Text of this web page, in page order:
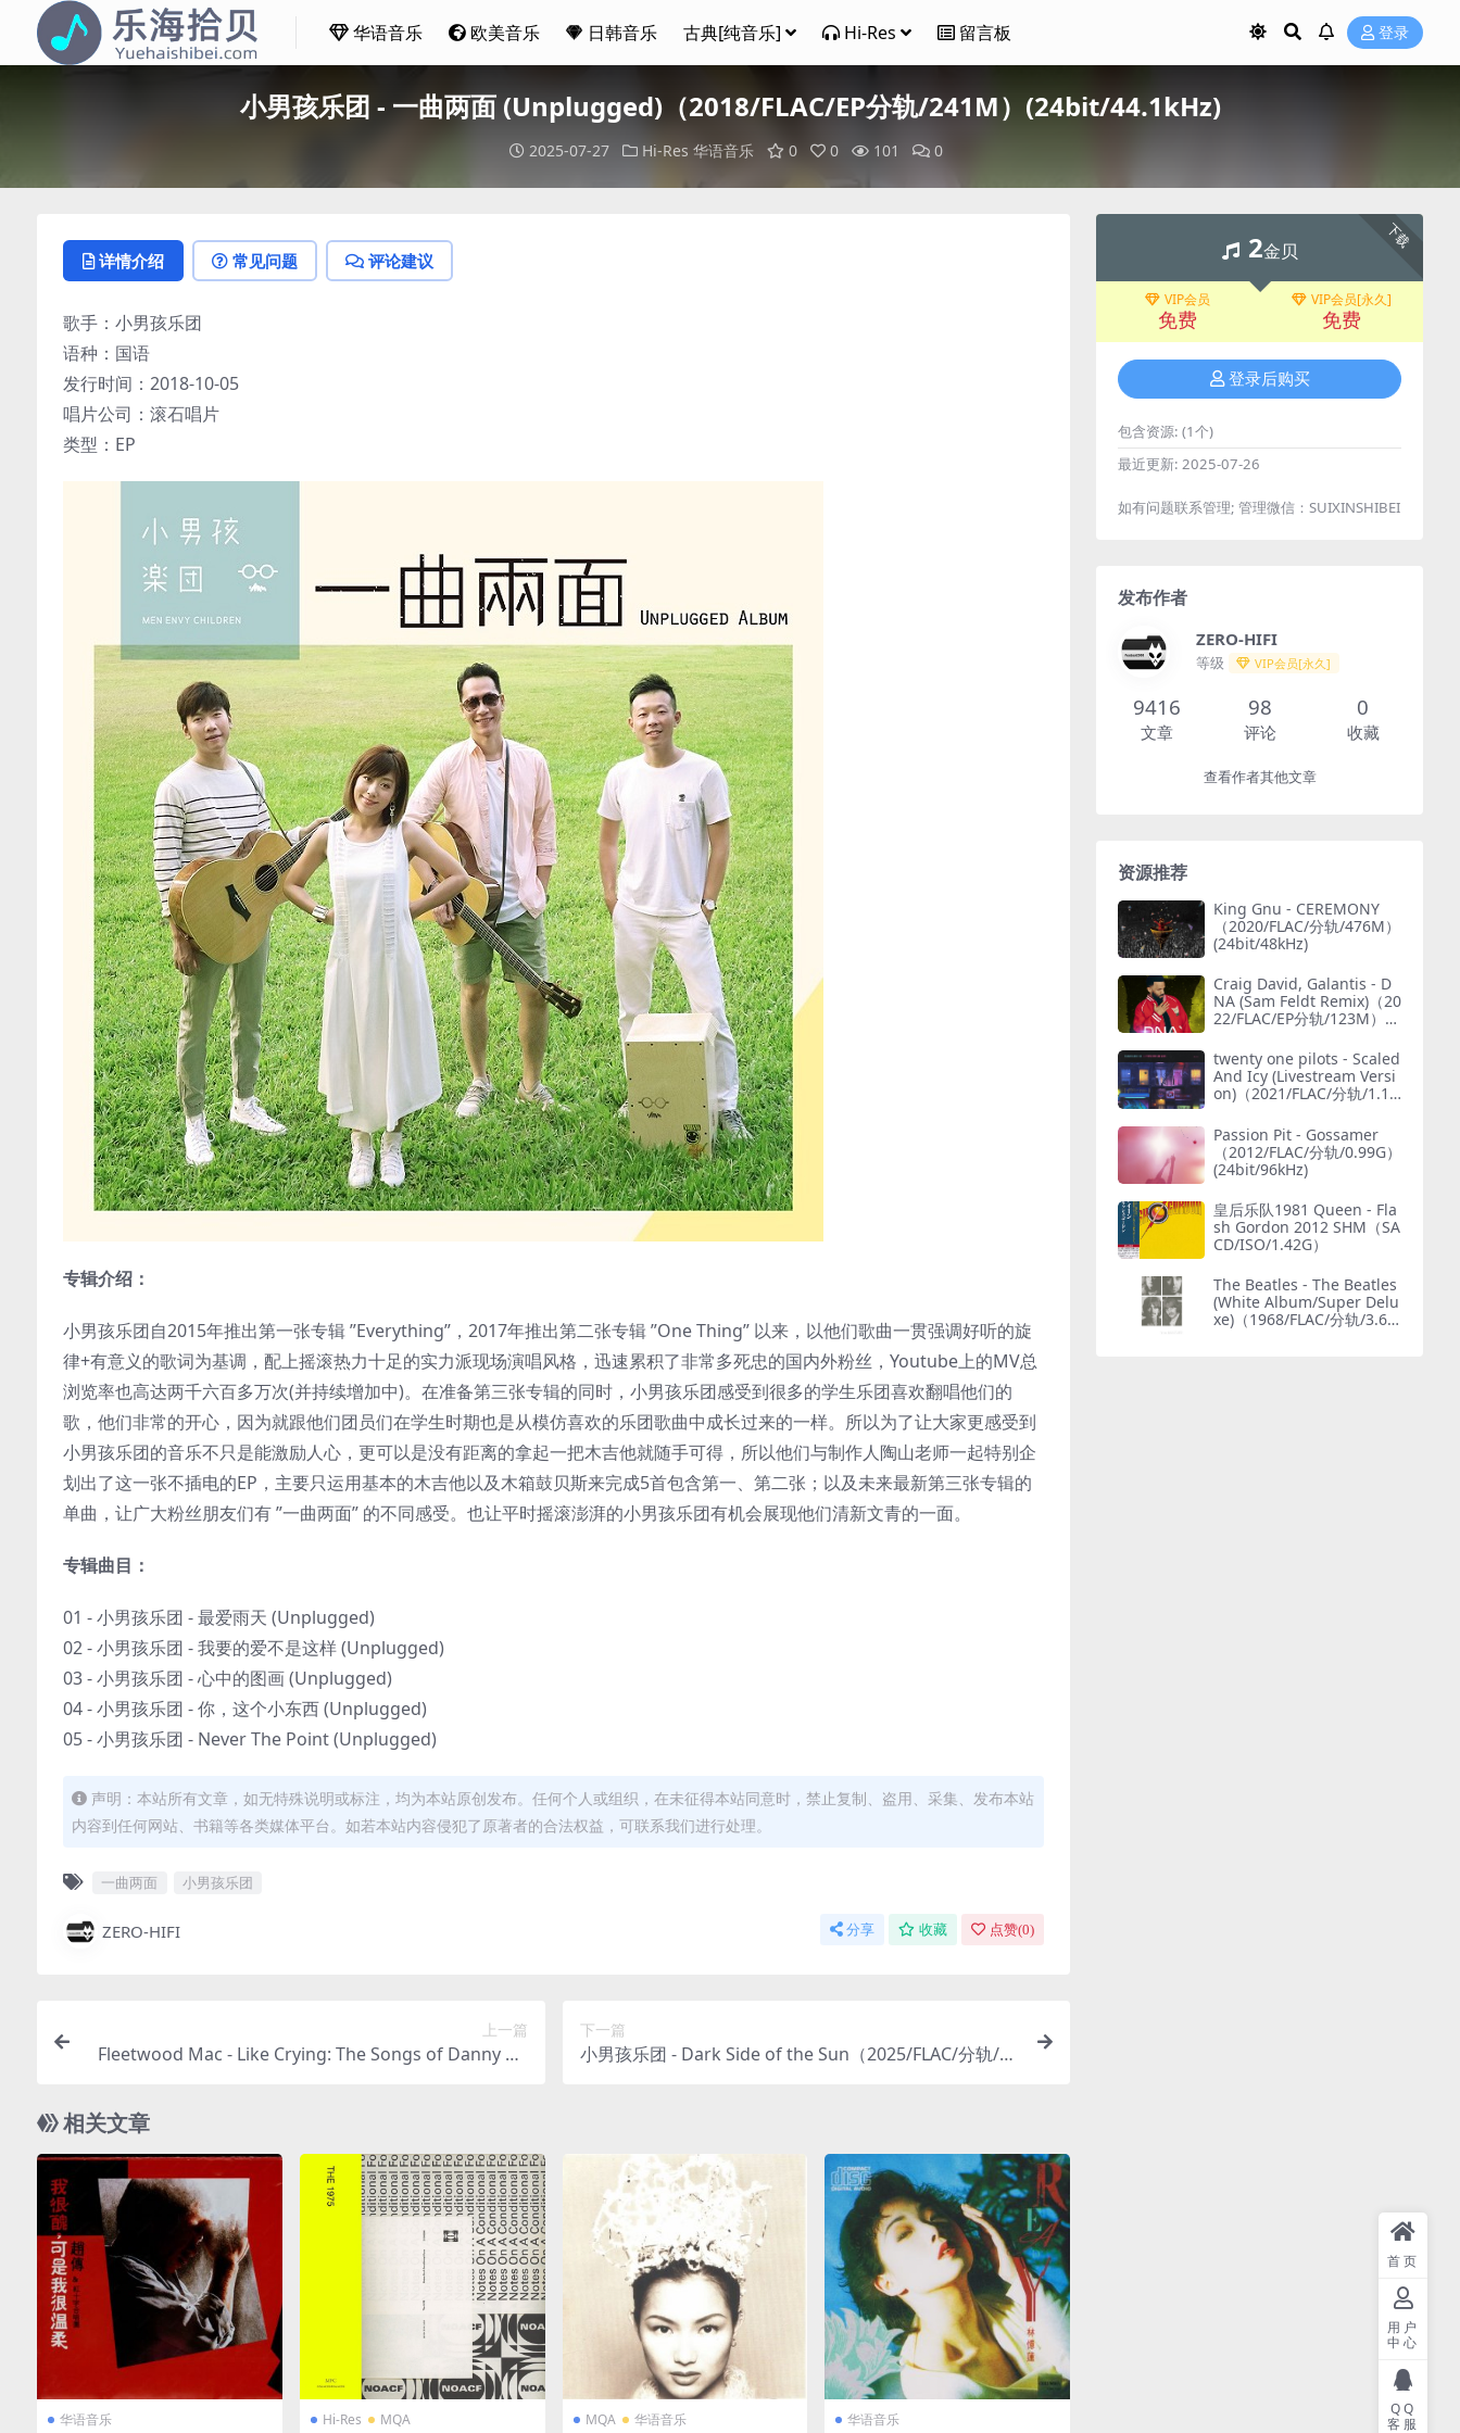
华语音乐 欧美音乐 日韩音乐 古典[纯音乐] Hi-Res 留言板 登录
小男孩乐团 - 一曲两面 (Unplugged)（2018/FLAC/EP分轨/241M）(24bit/44.1kHz)
2025-07-27 Hi-Res 华语音乐 0 0 101 0
详情介绍 常见问题 评论建议
歌手：小男孩乐团
语种：国语
发行时间：2018-10-05
唱片公司：滚石唱片
类型：EP
专辑介绍：
小男孩乐团自2015年推出第一张专辑 ”Everything”，2017年推出第二张专辑 ”One Thing” 以来，以他们歌曲一贯强调好听的旋
律+有意义的歌词为基调，配上摇滚热力十足的实力派现场演唱风格，迅速累积了非常多死忠的国内外粉丝，Youtube上的MV总
浏览率也高达两千六百多万次(并持续增加中)。在准备第三张专辑的同时，小男孩乐团感受到很多的学生乐团喜欢翻唱他们的
歌，他们非常的开心，因为就跟他们团员们在学生时期也是从模仿喜欢的乐团歌曲中成长过来的一样。所以为了让大家更感受到
小男孩乐团的音乐不只是能激励人心，更可以是没有距离的拿起一把木吉他就随手可得，所以他们与制作人陶山老师一起特别企
划出了这一张不插电的EP，主要只运用基本的木吉他以及木箱鼓贝斯来完成5首包含第一、第二张；以及未来最新第三张专辑的
单曲，让广大粉丝朋友们有 ”一曲两面” 的不同感受。也让平时摇滚澎湃的小男孩乐团有机会展现他们清新文青的一面。
专辑曲目：
01 - 小男孩乐团 - 最爱雨天 (Unplugged)
02 - 小男孩乐团 - 我要的爱不是这样 (Unplugged)
03 - 小男孩乐团 - 心中的图画 (Unplugged)
04 - 小男孩乐团 - 你，这个小东西 (Unplugged)
05 - 小男孩乐团 - Never The Point (Unplugged)
声明：本站所有文章，如无特殊说明或标注，均为本站原创发布。任何个人或组织，在未征得本站同意时，禁止复制、盗用、采集、发布本站
内容到任何网站、书籍等各类媒体平台。如若本站内容侵犯了原著者的合法权益，可联系我们进行处理。
一曲两面 小男孩乐团
ZERO-HIFI 分享 收藏 点赞(0)
上一篇
Fleetwood Mac - Like Crying: The Songs of Danny Kir
下一篇
小男孩乐团 - Dark Side of the Sun（2025/FLAC/分轨/24
相关文章
华语音乐 Hi-Res MQA MQA 华语音乐 华语音乐
下载
2金贝
VIP会员
免费
VIP会员[永久]
免费
登录后购买
包含资源: (1个)
最近更新: 2025-07-26
如有问题联系管理; 管理微信：SUIXINSHIBEI
发布作者
ZERO-HIFI
等级 VIP会员[永久]
9416
文章
98
评论
0
收藏
查看作者其他文章
资源推荐
King Gnu - CEREMONY
（2020/FLAC/分轨/476M）
(24bit/48kHz)
Craig David, Galantis - D
NA (Sam Feldt Remix)（20
22/FLAC/EP分轨/123M）
twenty one pilots - Scaled
And Icy (Livestream Versi
on)（2021/FLAC/分轨/1.15
Passion Pit - Gossamer
（2012/FLAC/分轨/0.99G）
(24bit/96kHz)
皇后乐队1981 Queen - Fla
sh Gordon 2012 SHM（SA
CD/ISO/1.42G）
The Beatles - The Beatles
(White Album/Super Delu
xe)（1968/FLAC/分轨/3.69
首页
用户
中心
QQ
客服